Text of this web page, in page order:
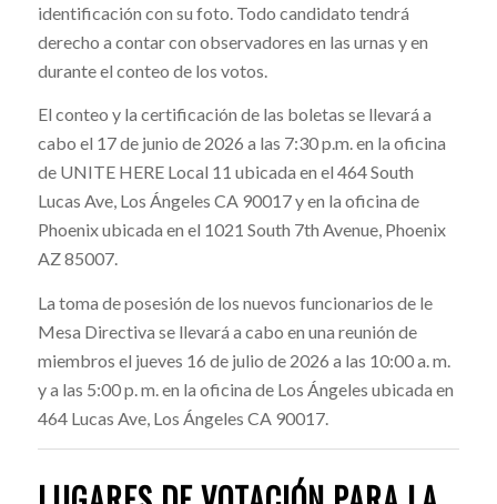
identificación con su foto. Todo candidato tendrá
derecho a contar con observadores en las urnas y en
durante el conteo de los votos.
El conteo y la certificación de las boletas se llevará a
cabo el 17 de junio de 2026 a las 7:30 p.m. en la oficina
de UNITE HERE Local 11 ubicada en el 464 South
Lucas Ave, Los Ángeles CA 90017 y en la oficina de
Phoenix ubicada en el 1021 South 7th Avenue, Phoenix
AZ 85007.
La toma de posesión de los nuevos funcionarios de le
Mesa Directiva se llevará a cabo en una reunión de
miembros el jueves 16 de julio de 2026 a las 10:00 a. m.
y a las 5:00 p. m. en la oficina de Los Ángeles ubicada en
464 Lucas Ave, Los Ángeles CA 90017.